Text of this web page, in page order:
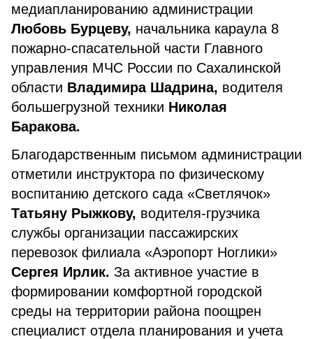
медиапланированию администрации
Любовь Бурцеву, начальника караула 8
пожарно-спасательной части Главного
управления МЧС России по Сахалинской
области Владимира Шадрина, водителя
большегрузной техники Николая
Баракова.
Благодарственным письмом администрации
отметили инструктора по физическому
воспитанию детского сада «Светлячок»
Татьяну Рыжкову, водителя-грузчика
службы организации пассажирских
перевозок филиала «Аэропорт Ноглики»
Сергея Ирлик. За активное участие в
формировании комфортной городской
среды на территории района поощрен
специалист отдела планирования и учета